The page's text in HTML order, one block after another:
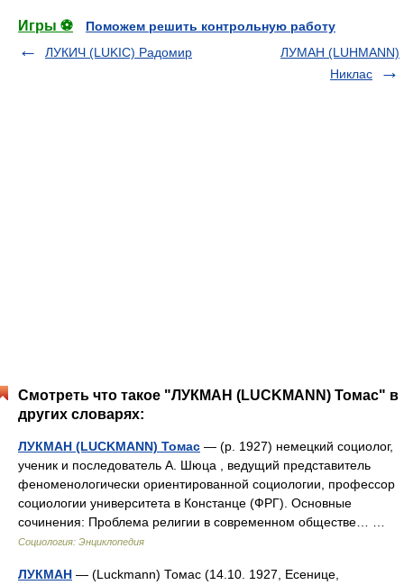
Игры ⚽
Поможем решить контрольную работу
ЛУКИЧ (LUKIC) Радомир
ЛУМАН (LUHMANN)
Никлас
Смотреть что такое "ЛУКМАН (LUCKMANN) Томас" в
других словарях:
ЛУКМАН (LUCKMANN) Томас — (р. 1927) немецкий социолог,
ученик и последователь А. Шюца , ведущий представитель
феноменологически ориентированной социологии, профессор
социологии университета в Констанце (ФРГ). Основные
сочинения: Проблема религии в современном обществе… …
Социология: Энциклопедия
ЛУКМАН — (Luckmann) Томас (14.10. 1927, Есенице,